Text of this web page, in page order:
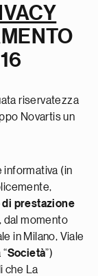
riservatezza
Novartis un
informativa (in
di prestazione
dal momento
in Milano, Viale
Società”)
che La